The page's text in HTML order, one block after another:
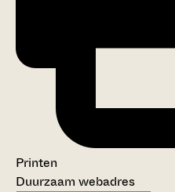
Printen
Duurzaam webadres